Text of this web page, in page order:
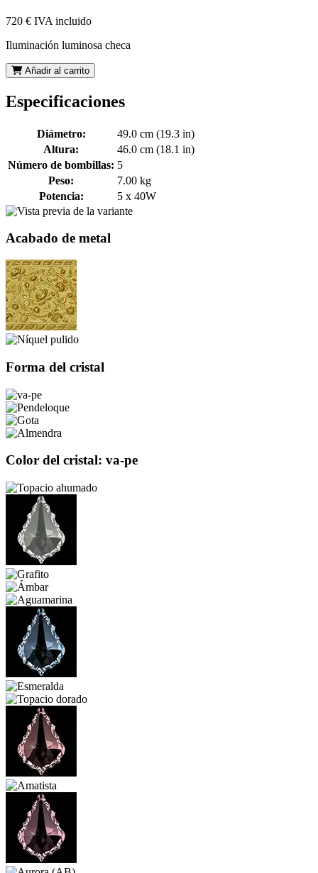
720 € IVA incluido
Iluminación luminosa checa
Añadir al carrito
Especificaciones
Diámetro:
49.0 cm (19.3 in)
Altura:
46.0 cm (18.1 in)
Número de bombillas: 5
Peso:
7.00 kg
Potencia:
5 x 40W
Acabado de metal
Forma del cristal
Color del cristal: va-pe